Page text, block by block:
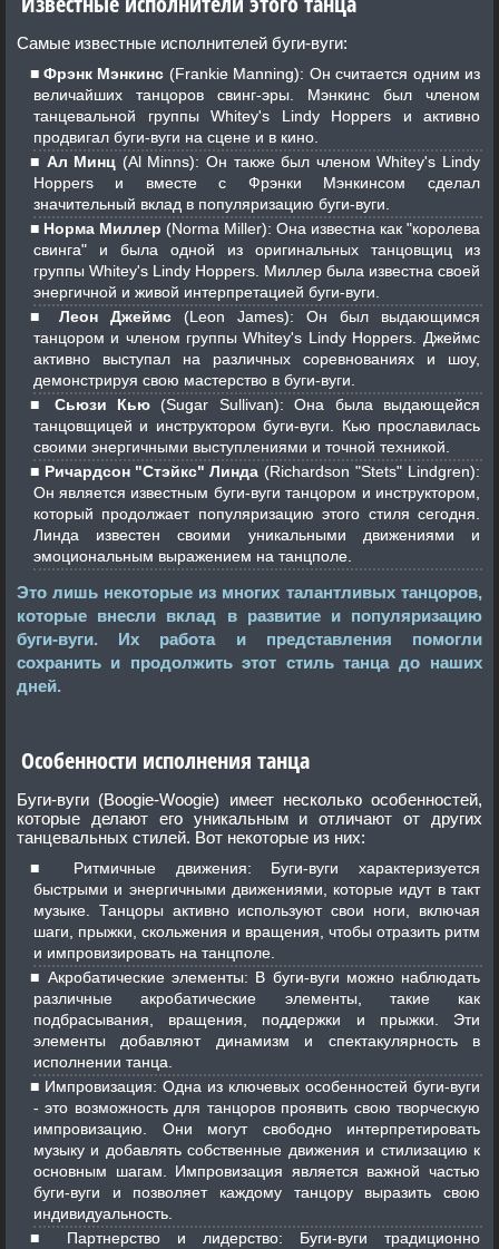
Самые известные исполнителей буги-вуги:
Фрэнк Мэнкинс (Frankie Manning): Он считается одним из
величайших танцоров свинг-эры. Мэнкинс был членом
танцевальной группы Whitey's Lindy Hoppers и активно
продвигал буги-вуги на сцене и в кино.
Ал Минц (Al Minns): Он также был членом Whitey's Lindy
Hoppers и вместе с Фрэнки Мэнкинсом сделал
значительный вклад в популяризацию буги-вуги.
Норма Миллер (Norma Miller): Она известна как "королева
свинга" и была одной из оригинальных танцовщиц из
группы Whitey's Lindy Hoppers. Миллер была известна своей
энергичной и живой интерпретацией буги-вуги.
Леон Джеймс (Leon James): Он был выдающимся
танцором и членом группы Whitey's Lindy Hoppers. Джеймс
активно выступал на различных соревнованиях и шоу,
демонстрируя свою мастерство в буги-вуги.
Сьюзи Кью (Sugar Sullivan): Она была выдающейся
танцовщицей и инструктором буги-вуги. Кью прославилась
своими энергичными выступлениями и точной техникой.
Ричардсон "Стэйкс" Линда (Richardson "Stets" Lindgren):
Он является известным буги-вуги танцором и инструктором,
который продолжает популяризацию этого стиля сегодня.
Линда известен своими уникальными движениями и
эмоциональным выражением на танцполе.
Это лишь некоторые из многих талантливых танцоров,
которые внесли вклад в развитие и популяризацию
буги-вуги. Их работа и представления помогли
сохранить и продолжить этот стиль танца до наших
дней.
Особенности исполнения танца
Буги-вуги (Boogie-Woogie) имеет несколько особенностей,
которые делают его уникальным и отличают от других
танцевальных стилей. Вот некоторые из них:
Ритмичные движения: Буги-вуги характеризуется
быстрыми и энергичными движениями, которые идут в такт
музыке. Танцоры активно используют свои ноги, включая
шаги, прыжки, скольжения и вращения, чтобы отразить ритм
и импровизировать на танцполе.
Акробатические элементы: В буги-вуги можно наблюдать
различные акробатические элементы, такие как
подбрасывания, вращения, поддержки и прыжки. Эти
элементы добавляют динамизм и спектакулярность в
исполнении танца.
Импровизация: Одна из ключевых особенностей буги-вуги
- это возможность для танцоров проявить свою творческую
импровизацию. Они могут свободно интерпретировать
музыку и добавлять собственные движения и стилизацию к
основным шагам. Импровизация является важной частью
буги-вуги и позволяет каждому танцору выразить свою
индивидуальность.
Партнерство и лидерство: Буги-вуги традиционно